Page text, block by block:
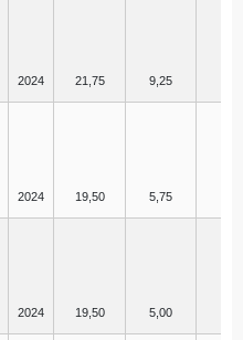
2024 21,75 9,25
2024 19,50 5,75
2024 19,50 5,00